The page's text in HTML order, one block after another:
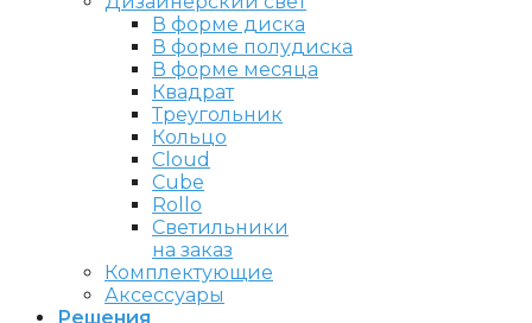
В форме диска
В форме полудиска
В форме месяца
Квадрат
Треугольник
Кольцо
Cloud
Cube
Rollo
Светильники
на заказ
Комплектующие
Аксессуары
Решения